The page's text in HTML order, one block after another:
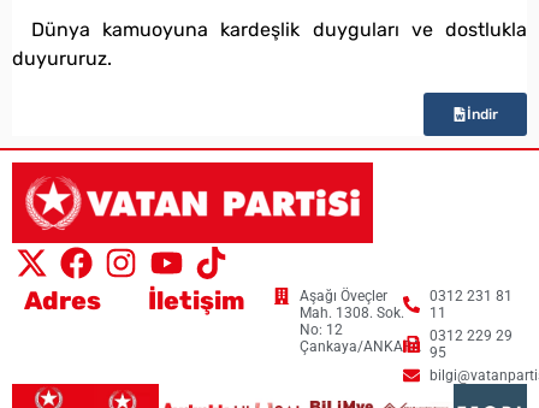
Dünya kamuoyuna kardeşlik duyguları ve dostlukla
duyururuz.
İndir
Adres
Aşağı Öveçler
Mah. 1308. Sok.
No: 12
Çankaya/ANKARA
İletişim
0312 231 81
11
0312 229 29
95